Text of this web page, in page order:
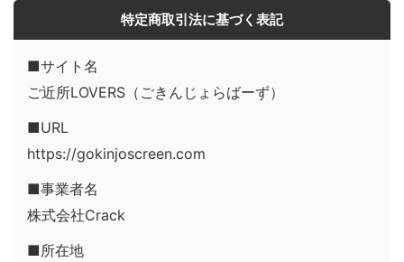
特定商取引法に基づく表記
■サイト名
ご近所LOVERS（ごきんじょらばーず）
■URL
https://gokinjoscreen.com
■事業者名
株式会社Crack
■所在地